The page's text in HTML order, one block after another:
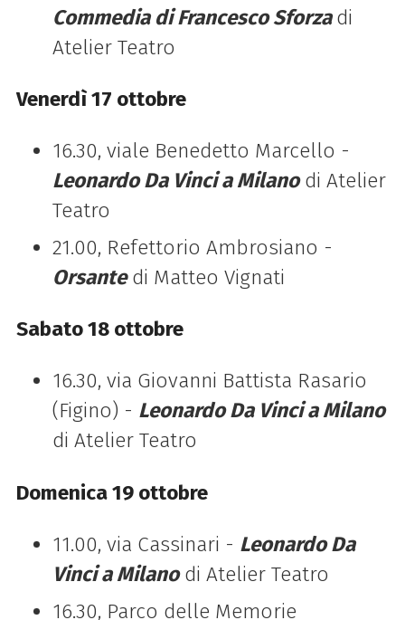
Commedia di Francesco Sforza di
Atelier Teatro
Venerdì 17 ottobre
16.30, viale Benedetto Marcello -
Leonardo Da Vinci a Milanodi Atelier
Teatro
21.00, Refettorio Ambrosiano -
Orsantedi Matteo Vignati
Sabato 18 ottobre
16.30, via Giovanni Battista Rasario
(Figino) - Leonardo Da Vinci a Milano
di Atelier Teatro
Domenica 19 ottobre
11.00, via Cassinari - Leonardo Da
Vinci a Milanodi Atelier Teatro
16.30, Parco delle Memorie